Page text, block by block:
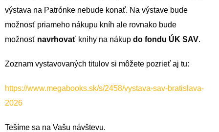
výstava na Patrónke nebude konať. Na výstave bude
možnosť priameho nákupu kníh ale rovnako bude
možnosť navrhovať knihy na nákup do fondu ÚK SAV.
Zoznam vystavovaných titulov si môžete pozrieť aj tu:
https://www.megabooks.sk/s/2458/vystava-sav-bratislava-
2026
Tešíme sa na Vašu návštevu.